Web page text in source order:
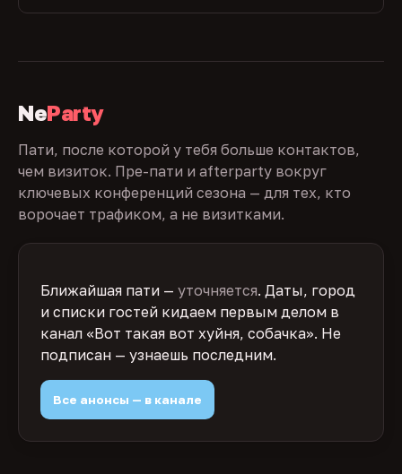
NeParty
Пати, после которой у тебя больше контактов,
чем визиток. Пре-пати и afterparty вокруг
ключевых конференций сезона — для тех, кто
ворочает трафиком, а не визитками.
Ближайшая пати — уточняется. Даты, город
и списки гостей кидаем первым делом в
канал «Вот такая вот хуйня, собачка». Не
подписан — узнаешь последним.
Все анонсы — в канале